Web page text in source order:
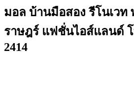
มอล บ้านมือสอง รีโนเวท
ราษฎร์ แฟชั่นไอส์แลนด์ โ
2414